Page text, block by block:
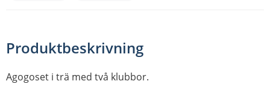
Produktbeskrivning
Agogoset i trä med två klubbor.